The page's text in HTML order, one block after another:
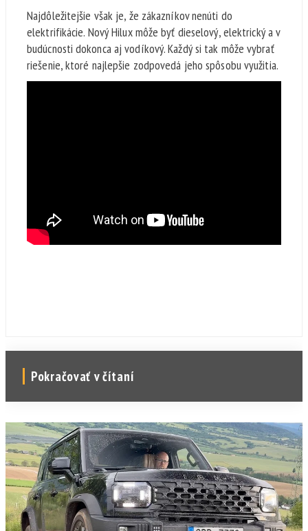
Najdôležitejšie však je, že zákazníkov nenúti do
elektrifikácie. Nový Hilux môže byť dieselový, elektrický a v
budúcnosti dokonca aj vodíkový. Každý si tak môže vybrať
riešenie, ktoré najlepšie zodpovedá jeho spôsobu využitia.
Pokračovať v čítaní